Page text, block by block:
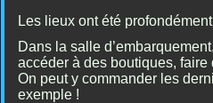
Les lieux ont été
Dans la salle
accéder à des boutiques,
On peut y commander les
exemple !